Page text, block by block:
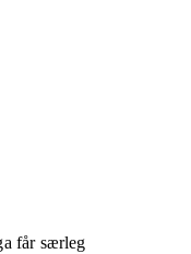
får særleg